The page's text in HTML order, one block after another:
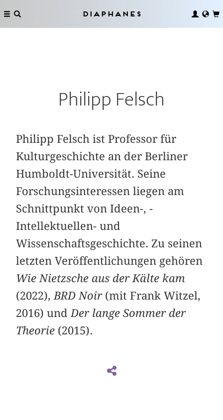
Diaphanes
Philipp Felsch
Philipp Felsch ist Professor für
Kulturgeschichte an der Berliner
Humboldt-­Universität. Seine
Forschungsinteressen liegen am
Schnittpunkt von Ideen-, ­
Intellektuellen- und
Wissenschaftsgeschichte. Zu seinen
letzten Veröffentlichungen gehören
Wie Nietzsche aus der Kälte kam
(2022), BRD Noir(mit Frank Witzel,
2016) und Der lange Sommer der
Theorie (2015).